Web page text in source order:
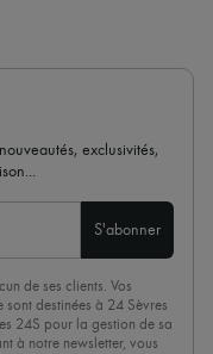
exclusivités,
S'abonner
de ses clients. Vos
destinées à 24 Sèvres
24S pour la gestion de sa
à notre newsletter, vous